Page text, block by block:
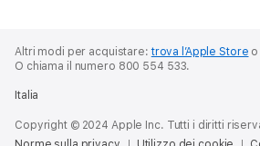
Altri modi per acquistare:trova l’Apple Store
O chiama il numero 800 554 533.
Italia
Copyright © 2024 Apple Inc. Tutti i diritti